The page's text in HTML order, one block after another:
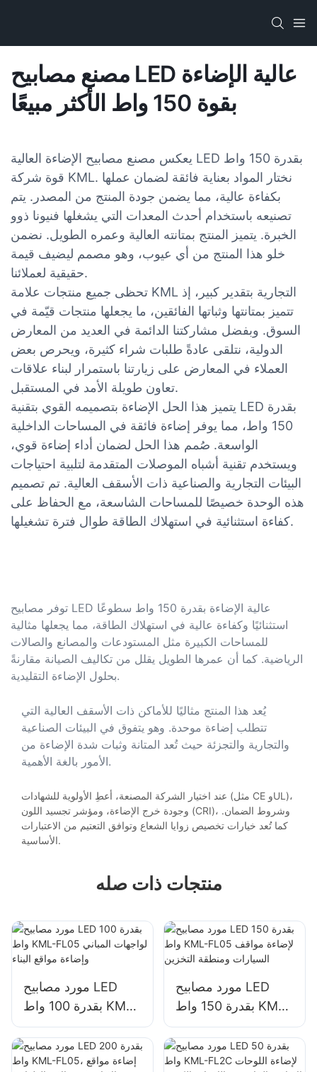
مصنع مصابيح LED عالية الإضاءة
بقوة 150 واط الأكثر مبيعًا
يعكس مصنع مصابيح الإضاءة العالية LED بقدرة 150 واط
قوة شركة KML. نختار المواد بعناية فائقة لضمان عملها
بكفاءة عالية، مما يضمن جودة المنتج من المصدر. يتم
تصنيعه باستخدام أحدث المعدات التي يشغلها فنيونا ذوو
الخبرة. يتميز المنتج بمتانته العالية وعمره الطويل. نضمن
خلو هذا المنتج من أي عيوب، وهو مصمم ليضيف قيمة
حقيقية لعملائنا.
تحظى جميع منتجات علامة KML التجارية بتقدير كبير، إذ
تتميز بمتانتها وثباتها الفائقين، ما يجعلها منتجات قيّمة في
السوق. وبفضل مشاركتنا الدائمة في العديد من المعارض
الدولية، نتلقى عادةً طلبات شراء كثيرة، ويحرص بعض
العملاء في المعارض على زيارتنا باستمرار لبناء علاقات
تعاون طويلة الأمد في المستقبل.
يتميز هذا الحل الإضاءة بتصميمه القوي بتقنية LED بقدرة
150 واط، مما يوفر إضاءة فائقة في المساحات الداخلية
الواسعة. صُمم هذا الحل لضمان أداء إضاءة قوي،
ويستخدم تقنية أشباه الموصلات المتقدمة لتلبية احتياجات
البيئات التجارية والصناعية ذات الأسقف العالية. تم تصميم
هذه الوحدة خصيصًا للمساحات الشاسعة، مع الحفاظ على
كفاءة استثنائية في استهلاك الطاقة طوال فترة تشغيلها.
توفر مصابيح LED عالية الإضاءة بقدرة 150 واط سطوعًا
استثنائيًا وكفاءة عالية في استهلاك الطاقة، مما يجعلها مثالية
للمساحات الكبيرة مثل المستودعات والمصانع والصالات
الرياضية. كما أن عمرها الطويل يقلل من تكاليف الصيانة مقارنةً
بحلول الإضاءة التقليدية.
يُعد هذا المنتج مثاليًا للأماكن ذات الأسقف العالية التي
تتطلب إضاءة موحدة. وهو يتفوق في البيئات الصناعية
والتجارية والتجزئة حيث تُعد المتانة وثبات شدة الإضاءة من
الأمور بالغة الأهمية.
عند اختيار الشركة المصنعة، أعطِ الأولوية للشهادات (مثل CE وUL)،
وجودة خرج الإضاءة، ومؤشر تجسيد اللون (CRI)، وشروط الضمان.
كما تُعد خيارات تخصيص زوايا الشعاع وتوافق التعتيم من الاعتبارات
الأساسية.
منتجات ذات صله
مورد مصابيح LED
بقدرة 100 واط KML-
FL05 لواجهات المباني
وإضاءة مواقع البناء
مورد مصابيح LED
بقدرة 150 واط KML-
FL05 لإضاءة مواقف
السيارات ومنطقة
التخزين